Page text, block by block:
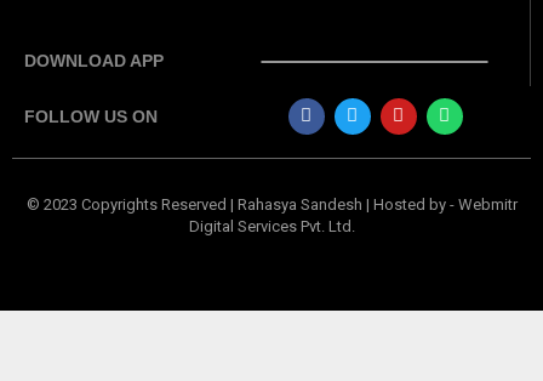
DOWNLOAD APP
FOLLOW US ON
© 2023 Copyrights Reserved | Rahasya Sandesh | Hosted by - Webmitr
Digital Services Pvt. Ltd.